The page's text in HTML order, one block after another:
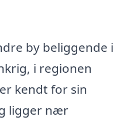
by beliggende i
i regionen
kendt for sin
ligger nær